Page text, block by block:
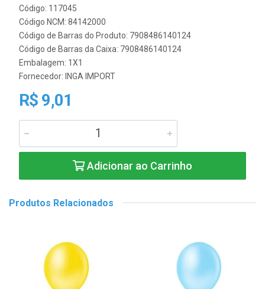
Código: 117045
Código NCM: 84142000
Código de Barras do Produto: 7908486140124
Código de Barras da Caixa: 7908486140124
Embalagem: 1X1
Fornecedor: INGA IMPORT
R$ 9,01
Adicionar ao Carrinho
Produtos Relacionados